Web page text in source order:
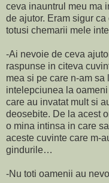
ceva inauntrul meu ma
de ajutor. Eram sigur ca
totusi chemarii mele
-Ai nevoie de ceva
raspunse in citeva
mea si pe care n-am
intelepciunea la
care au invatat mult si
deosebite. De la acest
o mina intinsa in care
aceste cuvinte care m-
gindurile…
-Nu toti oamenii au